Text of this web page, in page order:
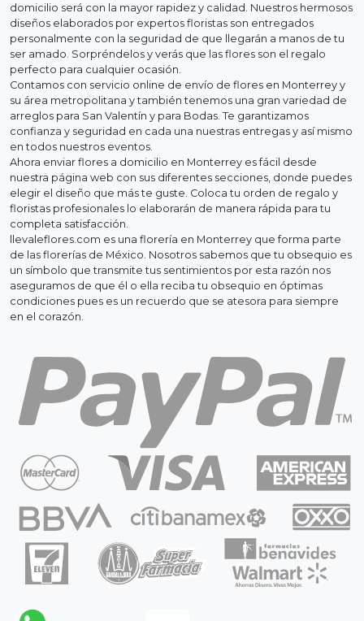
domicilio será con la mayor rapidez y calidad. Nuestros hermosos
diseños elaborados por expertos floristas son entregados
personalmente con la seguridad de que llegarán a manos de tu
ser amado. Sorpréndelos y verás que las flores son el regalo
perfecto para cualquier ocasión.
Contamos con servicio online de envío de flores en Monterrey y
su área metropolitana y también tenemos una gran variedad de
arreglos para San Valentín y para Bodas. Te garantizamos
confianza y seguridad en cada una nuestras entregas y así mismo
en todos nuestros eventos.
Ahora enviar flores a domicilio en Monterrey es fácil desde
nuestra página web con sus diferentes secciones, donde puedes
elegir el diseño que más te guste. Coloca tu orden de regalo y
floristas profesionales lo elaborarán de manera rápida para tu
completa satisfacción.
llevaleflores.com es una florería en Monterrey que forma parte
de las florerías de México. Nosotros sabemos que tu obsequio es
un símbolo que transmite tus sentimientos por esta razón nos
aseguramos de que él o ella reciba tu obsequio en óptimas
condiciones pues es un recuerdo que se atesora para siempre
en el corazón.